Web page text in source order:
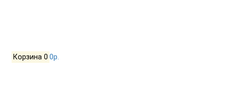
Корзина 0 0р.